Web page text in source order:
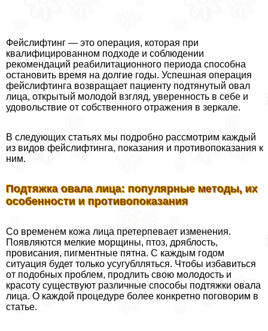
Фейслифтинг — это операция, которая при
квалифицированном подходе и соблюдении
рекомендаций реабилитационного периода способна
остановить время на долгие годы. Успешная операция
фейслифтинга возвращает пациенту подтянутый овал
лица, открытый молодой взгляд, уверенность в себе и
удовольствие от собственного отражения в зеркале.
В следующих статьях мы подробно рассмотрим каждый
из видов фейслифтинга, показания и противопоказания к
ним.
Подтяжка овала лица: популярные методы, их
особенности и противопоказания
Со временем кожа лица претерпевает изменения.
Появляются мелкие морщины, птоз, дряблость,
провисания, пигментные пятна. С каждым годом
ситуация будет только усугублляться. Чтобы избавиться
от подобных проблем, продлить свою молодость и
красоту существуют различные способы подтяжки овала
лица. О каждой процедуре более конкретно поговорим в
статье.